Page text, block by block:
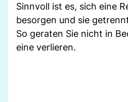
Sinnvoll ist es, sich eine
besorgen und sie
So geraten Sie nicht in
eine verlieren.